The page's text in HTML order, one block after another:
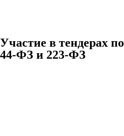
Участие в тендерах по
44-ФЗ и 223-ФЗ